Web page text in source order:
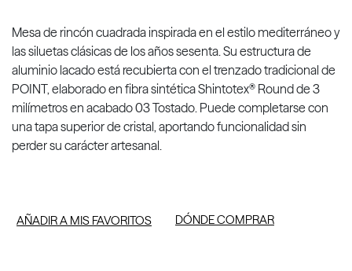
Mesa de rincón cuadrada inspirada en el estilo mediterráneo y
las siluetas clásicas de los años sesenta. Su estructura de
aluminio lacado está recubierta con el trenzado tradicional de
POINT, elaborado en fibra sintética Shintotex® Round de 3
milímetros en acabado 03 Tostado. Puede completarse con
una tapa superior de cristal, aportando funcionalidad sin
perder su carácter artesanal.
AÑADIR A MIS FAVORITOS DÓNDE COMPRAR